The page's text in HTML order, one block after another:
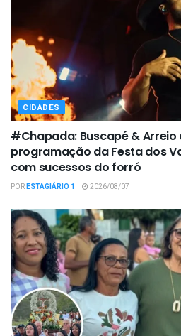
CIDADES
#Chapada: Buscapé &
programação da Festa dos
com sucessos do forró
PORESTAGIÁRIO 1 2026/08/07